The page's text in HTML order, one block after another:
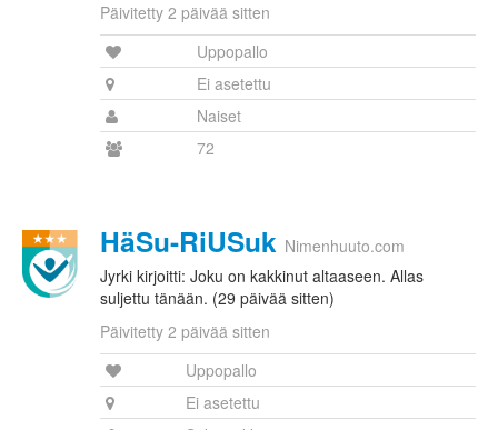
Päivitetty 2 päivää sitten
Uppopallo
Ei asetettu
Naiset
72
HäSu-RiUSuk Nimenhuuto.com
Jyrki kirjoitti: Joku on kakkinut altaaseen. Allas
suljettu tänään. (29 päivää sitten)
Päivitetty 2 päivää sitten
Uppopallo
Ei asetettu